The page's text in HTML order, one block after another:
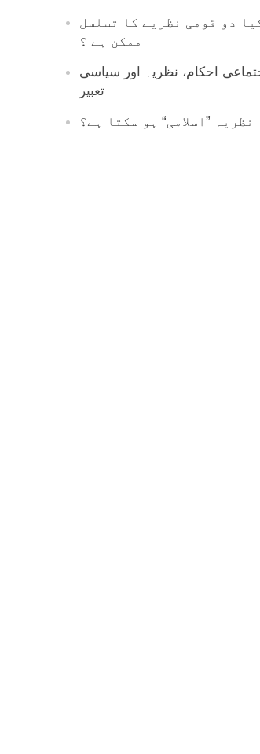
دو قومی نظریے کا تسلسل
ممکن ہے ؟
احکام، نظریہ اور سیاسی
تعبیر
نظریہ ”اسلامی“ ہو سکتا ہے؟